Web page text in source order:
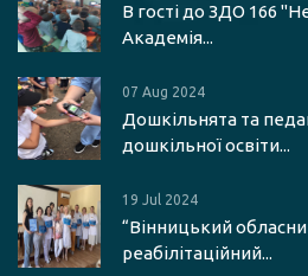
В гості до ЗДО 166
Академія...
07 Aug 2024
Дошкільнята та
дошкільної освіти...
19 Jul 2024
“Вінницький
реабілітаційний...